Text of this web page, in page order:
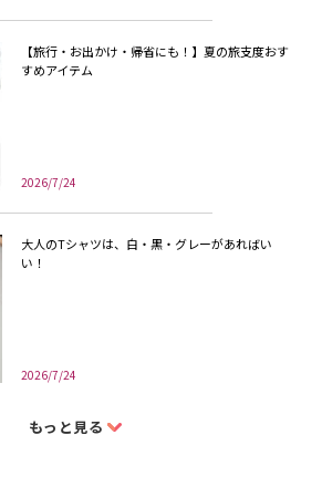
2026/7/24
【旅行・お出かけ・帰省にも！】夏の旅支度おす
すめアイテム
2026/7/24
大人のTシャツは、白・黒・グレーがあればい
い！
もっと見る